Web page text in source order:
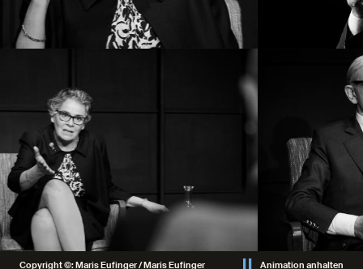
Copyright ©: Maris Eufinger / Maris Eufinger Animation anhalten